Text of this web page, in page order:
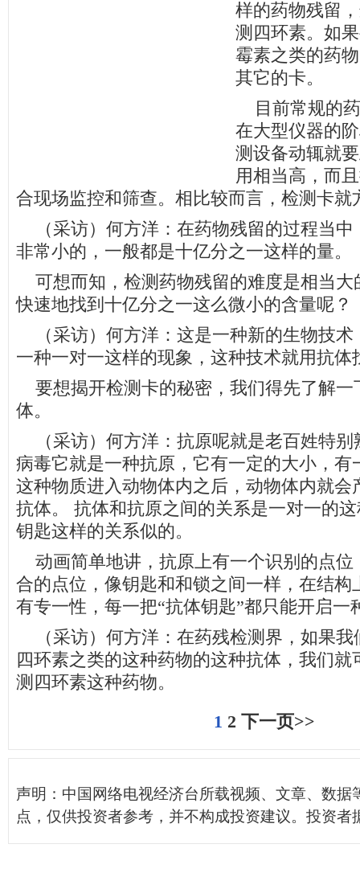
样的药物残留
测四环素。如
霉素之类的药
其它的卡。
目前常规的
在大型仪器的
测设备动辄就
用相当高，而
合现场监控和筛查。相比较而言，检测卡就
（采访）何方洋：在药物残留的过程当中
非常小的，一般都是十亿分之一这样的量。
可想而知，检测药物残留的难度是相当大
快速地找到十亿分之一这么微小的含量呢？
（采访）何方洋：这是一种新的生物技术
一种一对一这样的现象，这种技术就用抗体
要想揭开检测卡的秘密，我们得先了解一
体。
（采访）何方洋：抗原呢就是老百姓特别
病毒它就是一种抗原，它有一定的大小，有
这种物质进入动物体内之后，动物体内就会
抗体。 抗体和抗原之间的关系是一对一的
钥匙这样的关系似的。
动画简单地讲，抗原上有一个识别的点位
合的点位，像钥匙和和锁之间一样，在结构
有专一性，每一把“抗体钥匙”都只能开启一
（采访）何方洋：在药残检测界，如果我
四环素之类的这种药物的这种抗体，我们
测四环素这种药物。
1 2 下一页>>
声明：中国网络电视经济台所载视频、文章、数据
点，仅供投资者参考，并不构成投资建议。投资者